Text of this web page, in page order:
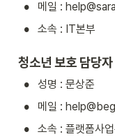
• 메일 :
• 소속 : IT본부
청소년 보호 담당자
• 성명 : 문상준
• 메일 :
• 소속 : 플랫폼사